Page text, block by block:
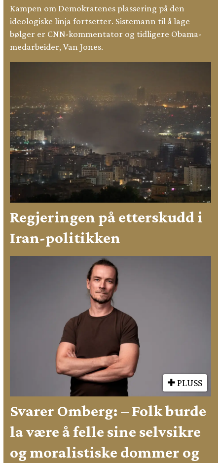
Kampen om Demokratenes plassering på den
ideologiske linja fortsetter. Sistemann til å lage
bølger er CNN-kommentator og tidligere Obama-
medarbeider, Van Jones.
Regjeringen på etterskudd i
Iran-politikken
PLUSS
Svarer Omberg: – Folk burde
la være å felle sine selvsikre
og moralistiske dommer og